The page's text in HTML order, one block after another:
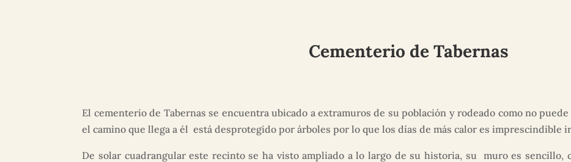
Cementerio de Tabernas
El cementerio de Tabernas se encuentra ubicado a extramuros de su población y rodeado como no
el camino que llega a él está desprotegido por árboles por lo que los días de más calor es imprescindible
De solar cuadrangular este recinto se ha visto ampliado a lo largo de su historia, su muro es sencillo,